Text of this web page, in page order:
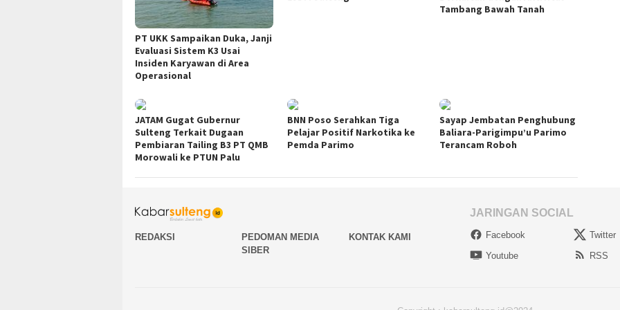
PT UKK Sampaikan Duka, Janji
Evaluasi Sistem K3 Usai
Insiden Karyawan di Area
Operasional
Tambang Bawah Tanah
JATAM Gugat Gubernur
Sulteng Terkait Dugaan
Pembiaran Tailing B3 PT QMB
Morowali ke PTUN Palu
BNN Poso Serahkan Tiga
Pelajar Positif Narkotika ke
Pemda Parimo
Sayap Jembatan Penghubung
Baliara-Parigimpu’u Parimo
Terancam Roboh
REDAKSI
PEDOMAN MEDIA
SIBER
KONTAK KAMI
JARINGAN SOCIAL
Facebook Twitter
Youtube
RSS